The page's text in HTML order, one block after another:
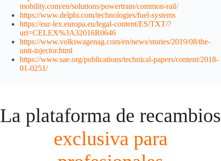
mobility.com/en/solutions/powertrain/common-rail/
https://www.delphi.com/technologies/fuel-systems
https://eur-lex.europa.eu/legal-content/ES/TXT/?
uri=CELEX%3A32016R0646
https://www.volkswagenag.com/en/news/stories/2019/08/the-
unit-injector.html
https://www.sae.org/publications/technical-papers/content/2018-
01-0251/
La plataforma de recambios
exclusiva para